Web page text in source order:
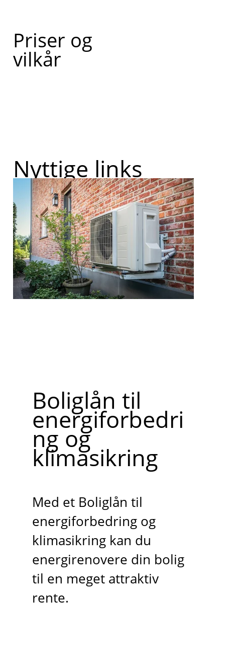
Priser og
vilkår
Nyttige links
Boliglån til
energiforbedri
ng og
klimasikring
Med et Boliglån til
energiforbedring og
klimasikring kan du
energirenovere din bolig
til en meget attraktiv
rente.